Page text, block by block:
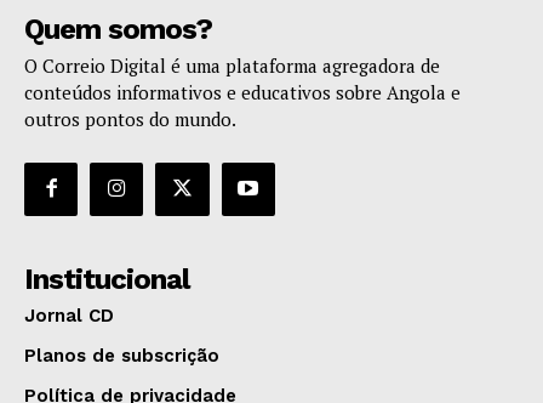
Quem somos?
O Correio Digital é uma plataforma agregadora de
conteúdos informativos e educativos sobre Angola e
outros pontos do mundo.
Institucional
Jornal CD
Planos de subscrição
Política de privacidade